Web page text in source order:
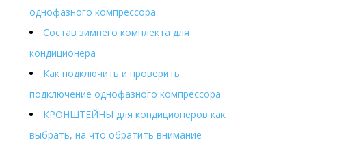
однофазного компрессора
Состав зимнего комплекта для
кондиционера
Как подключить и проверить
подключение однофазного компрессора
КРОНШТЕЙНЫ для кондиционеров как
выбрать, на что обратить внимание